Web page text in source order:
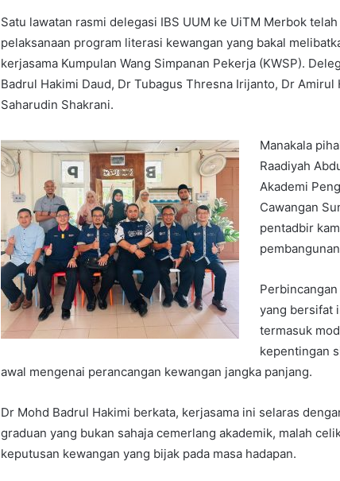
Satu lawatan rasmi delegasi IBS UUM ke UiTM Merbok
pelaksanaan program literasi kewangan yang bakal
kerjasama Kumpulan Wang Simpanan Pekerja (KWSP).
Badrul Hakimi Daud, Dr Tubagus Thresna Irijanto, Dr Amirul
Saharudin Shakrani.
Manakala
Raadiyah
Akademi
Cawangan
pentadbir
yang bersifat
termasuk
kepentingan
awal mengenai perancangan kewangan jangka panjang.
Dr Mohd Badrul Hakimi berkata, kerjasama ini selaras
graduan yang bukan sahaja cemerlang akademik, malah
keputusan kewangan yang bijak pada masa hadapan.